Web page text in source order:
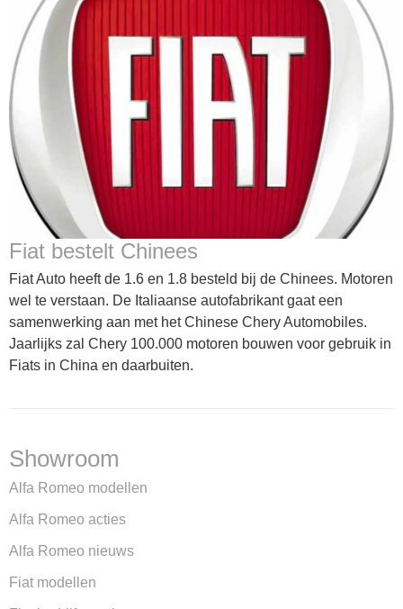
Fiat bestelt Chinees
Fiat Auto heeft de 1.6 en 1.8 besteld bij de Chinees. Motoren
wel te verstaan. De Italiaanse autofabrikant gaat een
samenwerking aan met het Chinese Chery Automobiles.
Jaarlijks zal Chery 100.000 motoren bouwen voor gebruik in
Fiats in China en daarbuiten.
Showroom
Alfa Romeo modellen
Alfa Romeo acties
Alfa Romeo nieuws
Fiat modellen